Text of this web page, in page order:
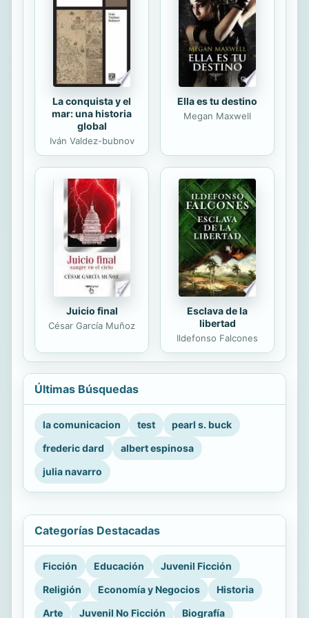
de Boston por su padrastro rico, ella
llega a reclamar una herencia del tío
que nunca conoció: una...
La conquista y el
mar: una historia
global
Iván Valdez-bubnov
Ella es tu destino
Megan Maxwell
Juicio final
César García Muñoz
Esclava de la
libertad
Ildefonso Falcones
Últimas Búsquedas
la comunicacion test
pearl s. buck
frederic dard
albert espinosa
julia navarro
Categorías Destacadas
Ficción Educación
Juvenil Ficción
Religión
Economía y Negocios
Historia
Arte
Juvenil No Ficción Biografía